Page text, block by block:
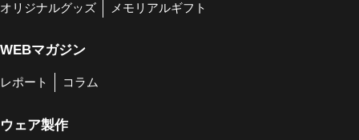
オリジナルグッズ メモリアルギフト
WEBマガジン
レポート コラム
ウェア製作